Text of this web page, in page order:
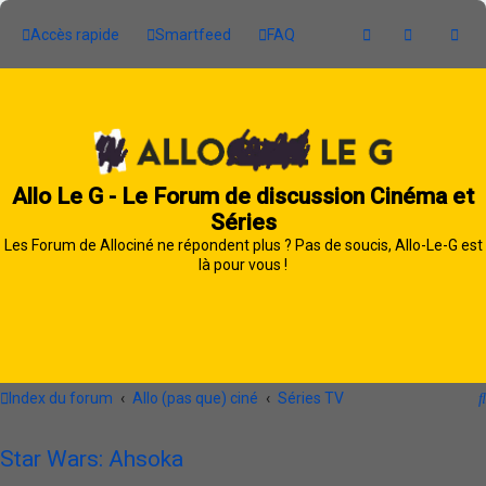
Accès rapide Smartfeed FAQ
Allo Le G - Le Forum de discussion Cinéma et
Séries
Les Forum de Allociné ne répondent plus ? Pas de soucis, Allo-Le-G est
là pour vous !
Index du forum Allo (pas que) ciné Séries TV
Star Wars: Ahsoka